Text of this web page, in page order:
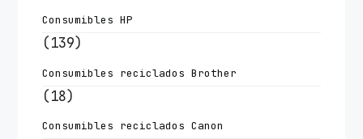
Consumibles HP
(139)
Consumibles reciclados Brother
(18)
Consumibles reciclados Canon